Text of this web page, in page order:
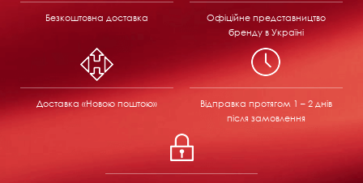
Безкоштовна доставка
Офіційне представництво
бренду в Україні
Доставка «Новою поштою» Відправка протягом 1 – 2 днів
після замовлення